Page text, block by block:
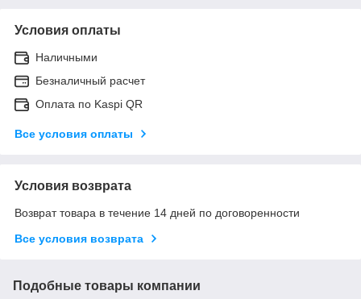
Условия оплаты
Наличными
Безналичный расчет
Оплата по Kaspi QR
Все условия оплаты
Условия возврата
Возврат товара в течение 14 дней по договоренности
Все условия возврата
Подобные товары компании